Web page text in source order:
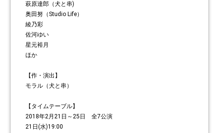
萩原達郎（犬と串)
奥田努（Studio Life）
綾乃彩
佐河ゆい
星元裕月
ほか
【作・演出】
モラル（犬と串）
【タイムテーブル】
2018年2月21日～25日 全7公演
21日(水)19:00